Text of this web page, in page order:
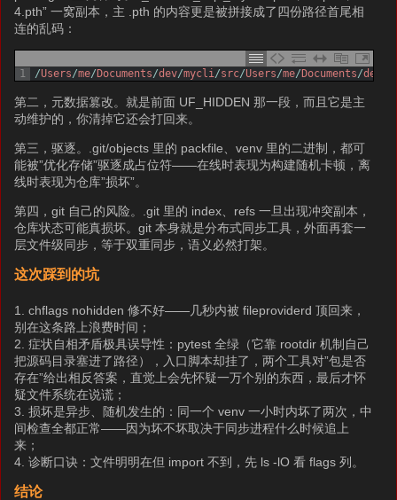
4.pth” 一窝副本，主 .pth 的内容更是被拼接成了四份路径首尾相
连的乱码：
1 /Users/me/ Documents/dev/mycli/src/Users/me/ Documents/dev
第二，元数据篡改。就是前面 UF_HIDDEN 那一段，而且它是主
动维护的，你清掉它还会打回来。
第三，驱逐。.git/objects 里的 packfile、venv 里的二进制，都可
能被”优化存储”驱逐成占位符——在线时表现为构建随机卡顿，离
线时表现为仓库”损坏”。
第四，git 自己的风险。.git 里的 index、refs 一旦出现冲突副本，
仓库状态可能真损坏。git 本身就是分布式同步工具，外面再套一
层文件级同步，等于双重同步，语义必然打架。
这次踩到的坑
1. chflags nohidden 修不好——几秒内被 fileproviderd 顶回来，
别在这条路上浪费时间；
2. 症状自相矛盾极具误导性：pytest 全绿（它靠 rootdir 机制自己
把源码目录塞进了路径），入口脚本却挂了，两个工具对”包是否
存在”给出相反答案，直觉上会先怀疑一万个别的东西，最后才怀
疑文件系统在说谎；
3. 损坏是异步、随机发生的：同一个 venv 一小时内坏了两次，中
间检查全都正常——因为坏不坏取决于同步进程什么时候追上
来；
4. 诊断口诀：文件明明在但 import 不到，先 ls -lO 看 flags 列。
结论